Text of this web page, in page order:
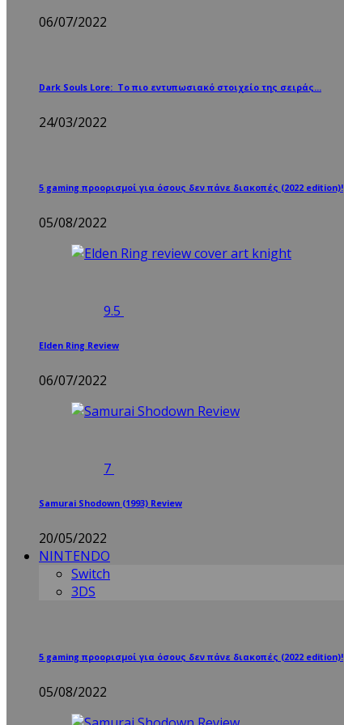
06/07/2022
Dark Souls Lore: Το πιο εντυπωσιακό στοιχείο της σειράς…
24/03/2022
5 gaming προορισμοί για όσους δεν πάνε διακοπές (2022 edition)!
05/08/2022
9.5
Elden Ring Review
06/07/2022
7
Samurai Shodown (1993) Review
20/05/2022
NINTENDO
Switch
3DS
5 gaming προορισμοί για όσους δεν πάνε διακοπές (2022 edition)!
05/08/2022